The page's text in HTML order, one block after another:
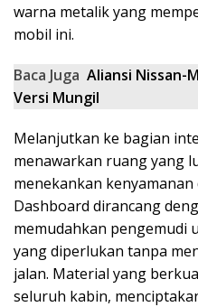
warna metalik yang
mobil ini.
Baca Juga Aliansi Nissan-
Versi Mungil
Melanjutkan ke bagian
menawarkan ruang yang
menekankan
Dashboard dirancang
memudahkan pengemudi
yang diperlukan tanpa
jalan. Material yang
seluruh kabin,